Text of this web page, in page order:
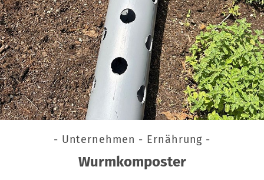
- Unternehmen - Ernährung -
Wurmkomposter